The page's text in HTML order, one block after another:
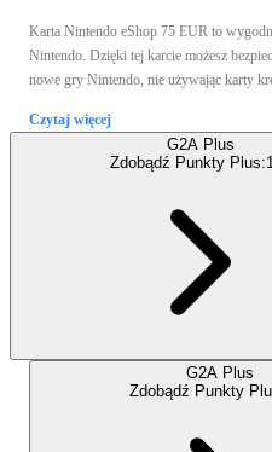
Karta Nintendo eShop 75 EUR to
Nintendo. Dzięki tej karcie możesz
nowe gry Nintendo, nie używając karty
Czytaj więcej
G2A Plus
Zdobądź Punkty Plus:
G2A Plus
Zdobądź Punkty